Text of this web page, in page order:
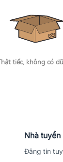
tiếc, không có
Nhà tuyển
Đăng tin